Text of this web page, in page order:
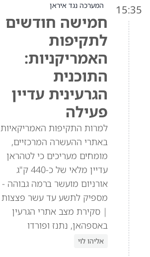
15:35 המערכה נגד איראן
חמישה חודשים
לתקיפות
האמריקניות:
התוכנית
הגרעינית עדיין
פעילה
למרות התקיפות האמריקאיות
באתרי ההעשרה המרכזיים,
מומחים מעריכים כי לטהראן
עדיין מלאי של כ-440 ק"ג
אורניום מועשר ברמה גבוהה -
מספיק לתשע עד עשר פצצות
| סקירת מצב אתרי הגרעין
באספהאן, נתנז ופורדו
אליהו לוי